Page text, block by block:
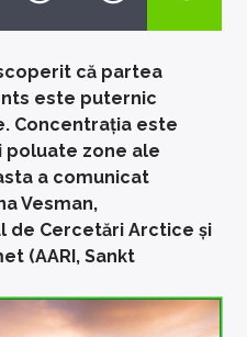
că partea
este puternic
Concentrația este
poluate zone ale
a comunicat
Vesman,
Cercetări Arctice și
(AARI, Sankt